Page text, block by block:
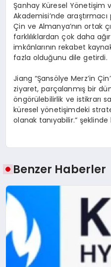
Şanhay Küresel Yönetişim
Akademisi’nde
Çin ve Almanya’nın ortak
farklılıklardan çok daha
imkânlarının rekabet
fazla olduğunu dile getirdi.
Jiang “Şansölye Merz’in
ziyaret, parçalanmış bir
öngörülebilirlik ve istikrarı
küresel yönetişimdeki
olanak tanıyabilir.”
Benzer Haberler